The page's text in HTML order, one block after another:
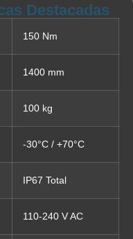
Destacadas
150 Nm
1400 mm
100 kg
-30°C / +70°C
IP67 Total
110-240 V AC